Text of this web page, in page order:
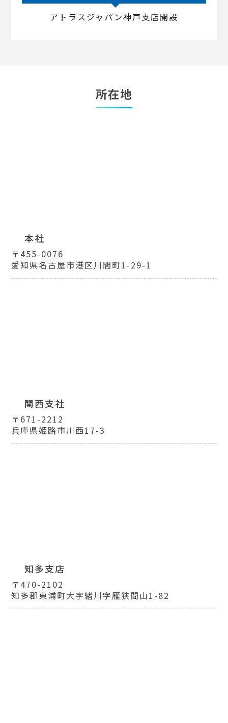
アトラスジャパン神戸支店開設
所在地
本社
〒455-0076
愛知県名古屋市港区川間町1-29-1
関西支社
〒671-2212
兵庫県姫路市川西17-3
知多支店
〒470-2102
知多郡東浦町大字緒川字雁狭間山1-82